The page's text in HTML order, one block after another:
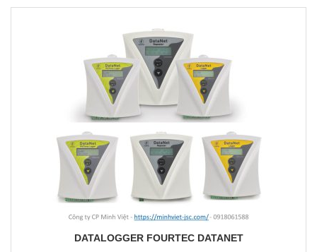
DATALOGGER FOURTEC DATANET